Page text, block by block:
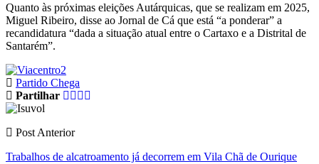
Quanto às próximas eleições Autárquicas, que se realizam em 2025,
Miguel Ribeiro, disse ao Jornal de Cá que está “a ponderar” a
recandidatura “dada a situação atual entre o Cartaxo e a Distrital de
Santarém”.
Partido Chega
Partilhar
Post Anterior
Trabalhos de alcatroamento já decorrem em Vila Chã de Ourique